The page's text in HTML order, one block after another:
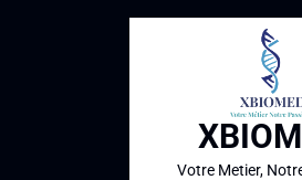
Votre Metier,